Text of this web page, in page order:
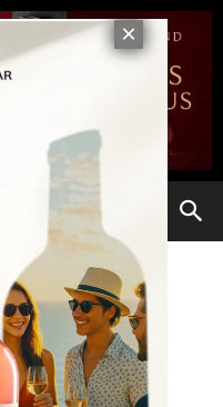
a dezvoltat un